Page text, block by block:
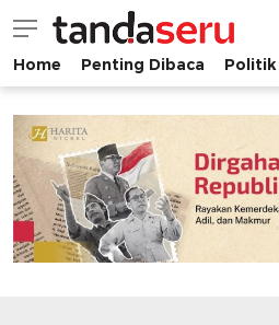
tandaseru.com | Penting
tandaseru.com
Home Penting Dibaca Politik